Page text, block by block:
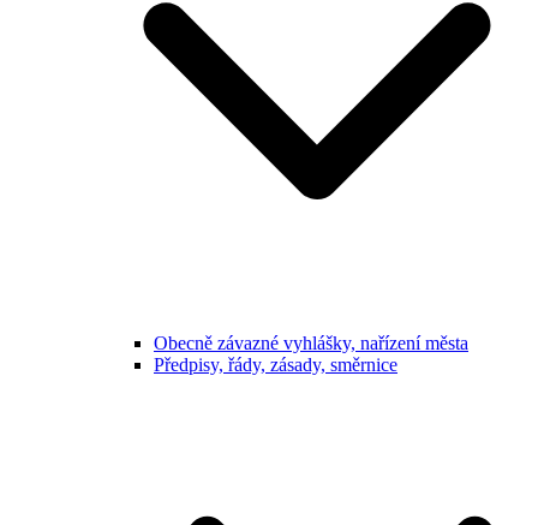
Obecně závazné vyhlášky, nařízení města
Předpisy, řády, zásady, směrnice